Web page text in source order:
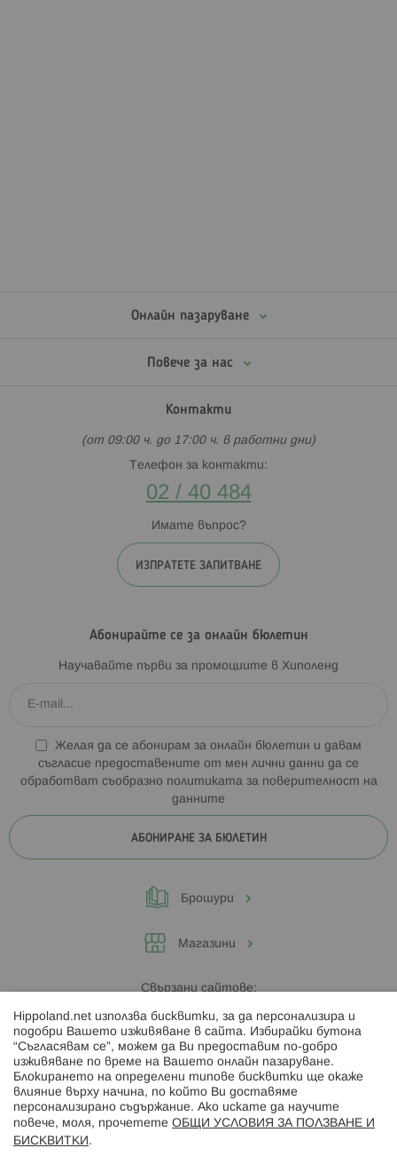
Онлайн пазаруване
Повече за нас
Контакти
(от 09:00 ч. до 17:00 ч. в работни дни)
Телефон за контакти:
02 / 40 484
Имате въпрос?
ИЗПРАТЕТЕ ЗАПИТВАНЕ
Абонирайте се за онлайн бюлетин
Научавайте първи за промоциите в Хиполенд
Желая да се абонирам за онлайн бюлетин и давам
съгласие предоставените от мен лични данни да се
обработват съобразно политиката за поверителност на
данните
АБОНИРАНЕ ЗА БЮЛЕТИН
Брошури
Магазини
Свързани сайтове:
Hippoland.ro
Последвайте ни:
Hippoland.net използва бисквитки, за да персонализира и
подобри Вашето изживяване в сайта. Избирайки бутона
“Съгласявам се”, можем да Ви предоставим по-добро
изживяване по време на Вашето онлайн пазаруване.
Блокирането на определени типове бисквитки ще окаже
влияние върху начина, по който Ви доставяме
персонализирано съдържание. Ако искате да научите
повече, моля, прочетете ОБЩИ УСЛОВИЯ ЗА ПОЛЗВАНЕ И
БИСКВИТКИ .